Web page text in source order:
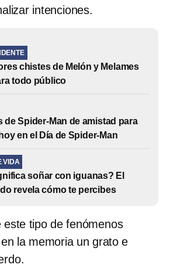
intenciones.
chistes de Melón y Melames
todo público
de Spider-Man de amistad para
en el Día de Spider-Man
VIDA
soñar con iguanas? El
revela cómo te percibes
este tipo de fenómenos
la memoria un grato e